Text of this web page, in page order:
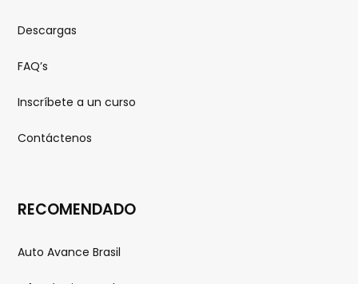
Descargas
FAQ’s
Inscríbete a un curso
Contáctenos
RECOMENDADO
Auto Avance Brasil